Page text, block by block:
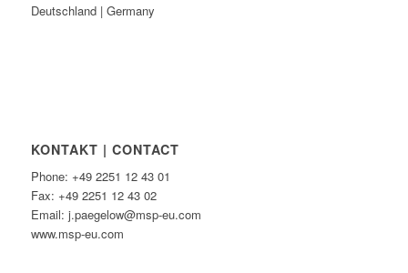
Deutschland | Germany
KONTAKT | CONTACT
Phone: +49 2251 12 43 01
Fax: +49 2251 12 43 02
Email: j.paegelow@msp-eu.com
www.msp-eu.com